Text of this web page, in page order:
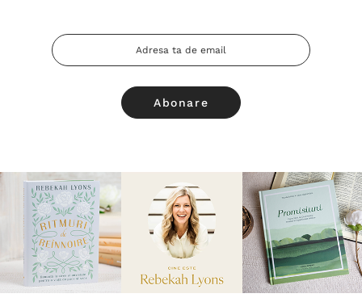
Adresa
Email